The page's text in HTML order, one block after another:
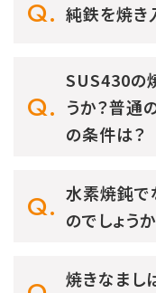
純鉄を焼き
SUS430の
うか？普通
の条件は？
水素焼鈍
のでしょう
焼きなまし